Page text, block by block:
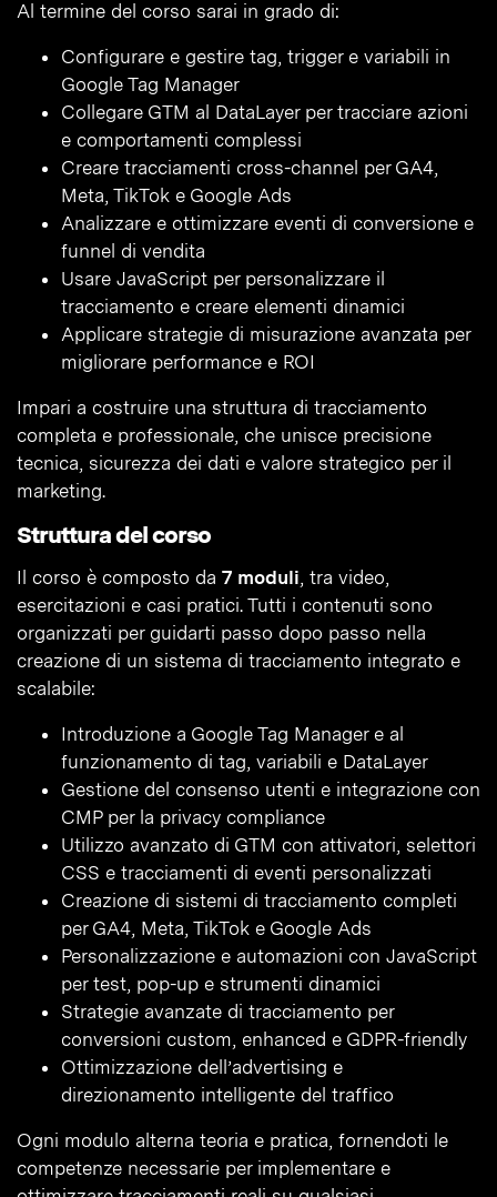
Al termine del corso sarai in grado di:
Configurare e gestire tag, trigger e variabili in
Google Tag Manager
Collegare GTM al DataLayer per tracciare azioni
e comportamenti complessi
Creare tracciamenti cross-channel per GA4,
Meta, TikTok e Google Ads
Analizzare e ottimizzare eventi di conversione e
funnel di vendita
Usare JavaScript per personalizzare il
tracciamento e creare elementi dinamici
Applicare strategie di misurazione avanzata per
migliorare performance e ROI
Impari a costruire una struttura di tracciamento
completa e professionale, che unisce precisione
tecnica, sicurezza dei dati e valore strategico per il
marketing.
Struttura del corso
Il corso è composto da 7 moduli, tra video,
esercitazioni e casi pratici. Tutti i contenuti sono
organizzati per guidarti passo dopo passo nella
creazione di un sistema di tracciamento integrato e
scalabile:
Introduzione a Google Tag Manager e al
funzionamento di tag, variabili e DataLayer
Gestione del consenso utenti e integrazione con
CMP per la privacy compliance
Utilizzo avanzato di GTM con attivatori, selettori
CSS e tracciamenti di eventi personalizzati
Creazione di sistemi di tracciamento completi
per GA4, Meta, TikTok e Google Ads
Personalizzazione e automazioni con JavaScript
per test, pop-up e strumenti dinamici
Strategie avanzate di tracciamento per
conversioni custom, enhanced e GDPR-friendly
Ottimizzazione dell’advertising e
direzionamento intelligente del traffico
Ogni modulo alterna teoria e pratica, fornendoti le
competenze necessarie per implementare e